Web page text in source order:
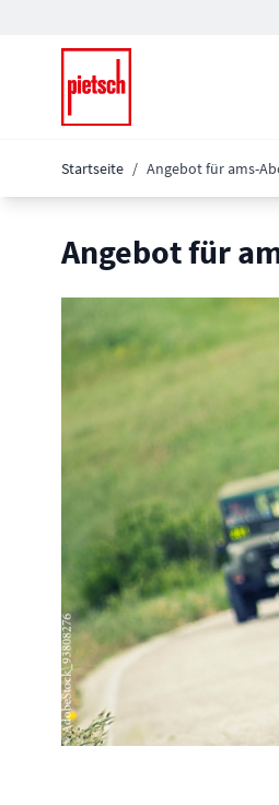
Startseite / Angebot für ams-
Angebot für